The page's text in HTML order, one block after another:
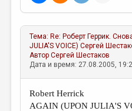
ОБЪЯВЛЕНИЯ
КОЛОНКА РЕДАКТОРА
РЕДКОЛЛЕГИЯ
ОТ РЕДАКЦИИ
МАЛАЯ ПРОЗА
Тема: Re: Роберт Геррик.
JULIA'S VOICE) Сергей
АвторСергей Шестаков
Дата и время: 27.08.2005,
Robert Herrick
AGAIN (UPON JULIA'S